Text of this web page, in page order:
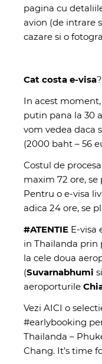
pagina cu
avion (de intrare
cazare si o
Cat costa e-visa?
In acest
putin pana la 30
vom vedea daca
(2000 baht – 56
Costul de
maxim 72 ore, se
Pentru o e-visa
adica 24 ore, se
#ATENTIE E-visa
in Thailanda prin
la cele doua
(Suvarnabhumi si
aeroporturile
Vezi AICI o
#earlybooking
Thailanda –
Chang. It’s time